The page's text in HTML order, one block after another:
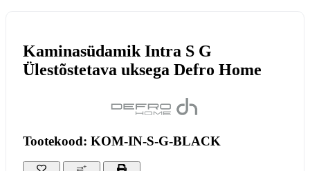
Kaminasüdamik Intra S G
Ülestõstetava uksega Defro Home
Tootekood: KOM-IN-S-G-BLACK